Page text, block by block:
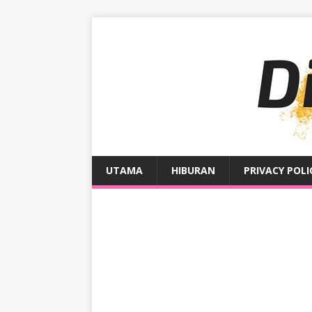
UTAMA HIBURAN PRIVACY